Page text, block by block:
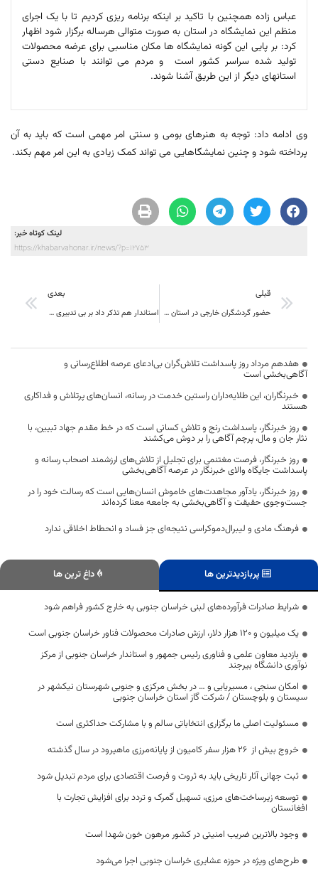
عباس زاده همچنین با تاکید بر اینکه برنامه ریزی کردیم تا با یک اجرای
منظم این نمایشگاه در استان به صورت متوالی هرساله برگزار شود اظهار
کرد: بر پایی این گونه نمایشگاه ها مکان مناسبی برای عرضه محصولات
تولید شده سراسر کشور است و مردم می توانند با صنایع دستی
استانهای دیگر از این طریق آشنا شوند.
وی ادامه داد: توجه به هنرهای بومی و سنتی امر مهمی است که باید به آن
پرداخته شود و چنین نمایشگاهایی می تواند کمک زیادی به این امر مهم بكند.
لینک کوتاه خبر:
https://khabarvahonar.ir/news/?p=12753
قبلی
حضور گردشگران خارجی در استان خراسان جنوبی
بعدی
استاندار هم تذکر داد بر بی تدبیری شورا
هفدهم مرداد روز پاسداشت تلاش‌گران بی‌ادعای عرصه اطلاع‌رسانی و
آگاهی‌بخشی است
خبرنگاران، این طلایه‌داران راستین خدمت در رسانه، انسان‌های پرتلاش و فداکاری
هستند
روز خبرنگار، پاسداشت رنج و تلاش کسانی است که در خط مقدم جهاد تبیین، با
نثار جان و مال، پرچم آگاهی را بر دوش می‌کشند
روز خبرنگار، فرصت مغتنمی برای تجلیل از تلاش‌های ارزشمند اصحاب رسانه و
پاسداشت جایگاه والای خبرنگار در عرصه آگاهی‌بخشی
روز خبرنگار، یادآور مجاهدت‌های خاموش انسان‌هایی است که رسالت خود را در
جست‌وجوی حقیقت و آگاهی‌بخشی به جامعه معنا کرده‌اند
فرهنگ مادی و لیبرال‌دموکراسی نتیجه‌ای جز فساد و انحطاط اخلاقی ندارد
پربازدیدترین ها داغ ترین ها
شرایط صادرات فرآورده‌های لبنی خراسان جنوبی به خارج کشور فراهم شود
یک میلیون و ۱۲۰ هزار دلار، ارزش صادرات محصولات فناور خراسان جنوبی است
بازدید معاون علمی و فناوری رئیس جمهور و استاندار خراسان جنوبی از مرکز
نوآوری دانشگاه بیرجند
امکان سنجی ، مسیریابی و … در بخش مرکزی و جنوبی شهرستان نیکشهر در
سیستان و بلوچستان / شرکت گاز استان خراسان جنوبی
مسئولیت اصلی ما برگزاری انتخاباتی سالم و با مشارکت حداکثری است
خروج بیش از 26 هزار سفر کامیون از پایانه‌مرزی ماهیرود در سال گذشته
ثبت جهانی آثار تاریخی باید به ثروت و فرصت اقتصادی برای مردم تبدیل شود
توسعه زیرساخت‌های مرزی، تسهیل گمرک و تردد برای افزایش تجارت با
افغانستان
وجود بالاترین ضریب امنیتی در کشور مرهون خون شهدا است
طرح‌های ویژه در حوزه عشایری خراسان جنوبی اجرا می‌شود